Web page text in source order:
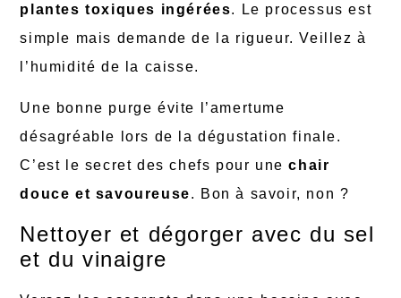
plantes toxiques ingérées. Le processus est
simple mais demande de la rigueur. Veillez à
l’humidité de la caisse.
Une bonne purge évite l’amertume
désagréable lors de la dégustation finale.
C’est le secret des chefs pour unechair
douce et savoureuse. Bon à savoir, non ?
Nettoyer et dégorger avec du sel
et du vinaigre